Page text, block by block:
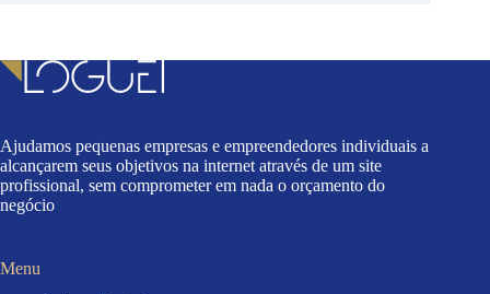
Ajudamos pequenas empresas e empreendedores individuais a
alcançarem seus objetivos na internet através de um site
profissional, sem comprometer em nada o orçamento do
negócio
Menu